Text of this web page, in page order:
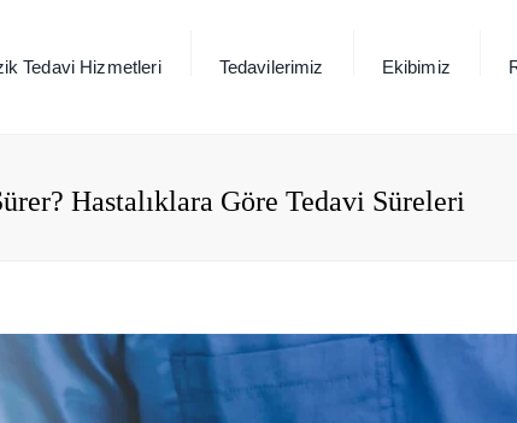
Tedavi Hizmetleri Tedavilerimiz Ekibimiz
Hastalıklara Göre Tedavi Süreleri